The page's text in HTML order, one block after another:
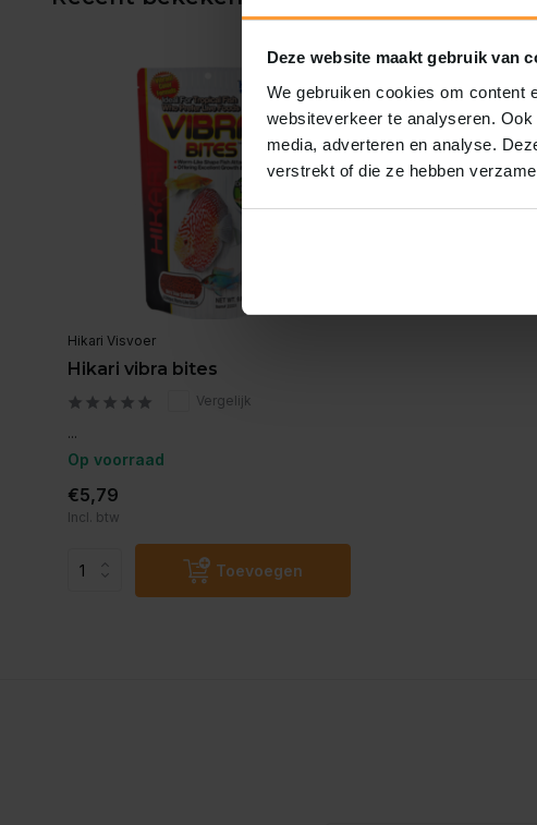
Deze website maakt gebruik van
We gebruiken cookies om content
websiteverkeer te analyseren.
media, adverteren en analyse.
verstrekt of die ze hebben
Hikari Visvoer
Hikari vibra bites
Vergelijk
...
Op voorraad
€5,79
Incl. btw
Toevoegen